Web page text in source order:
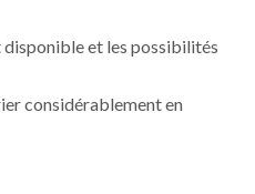
disponible et les possibilités
considérablement en